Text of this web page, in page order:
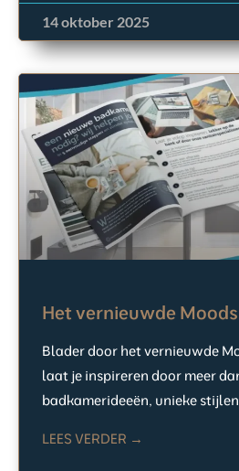
14 oktober 2025
Het vernieuwde
Blader door het vernieuwde
laat je inspireren door meer
badkamerideeën, unieke
LEES VERDER →